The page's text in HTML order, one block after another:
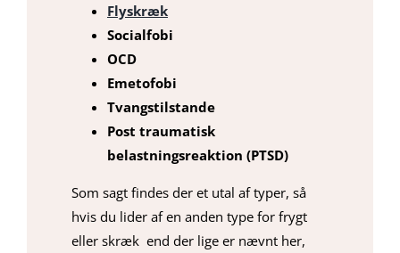
Flyskræk
Socialfobi
OCD
Emetofobi
Tvangstilstande
Post traumatisk
belastningsreaktion (PTSD)
Som sagt findes der et utal af typer, så
hvis du lider af en anden type for frygt
eller skræk end der lige er nævnt her,